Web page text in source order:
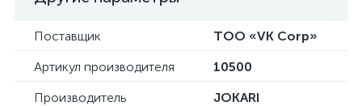
Поставщик
ТОО «VK Corp»
Артикул производителя
10500
Производитель
JOKARI